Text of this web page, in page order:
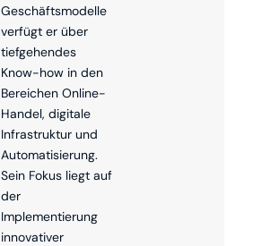
Geschäftsmodelle
verfügt er über
tiefgehendes
Know-how in den
Bereichen Online-
Handel, digitale
Infrastruktur und
Automatisierung.
Sein Fokus liegt auf
der
Implementierung
innovativer